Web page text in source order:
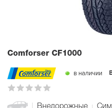
Comforser CF1000
в наличии